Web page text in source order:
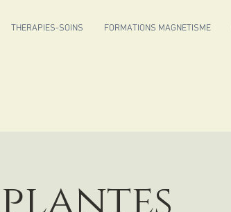
THERAPIES-SOINS FORMATIONS MAGNETISME